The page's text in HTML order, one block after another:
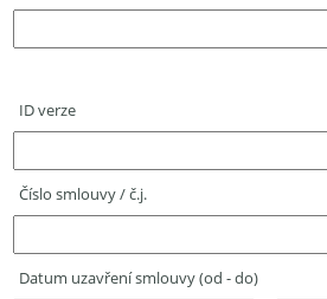
ID verze
Číslo smlouvy / č.j.
Datum uzavření smlouvy (od - do)